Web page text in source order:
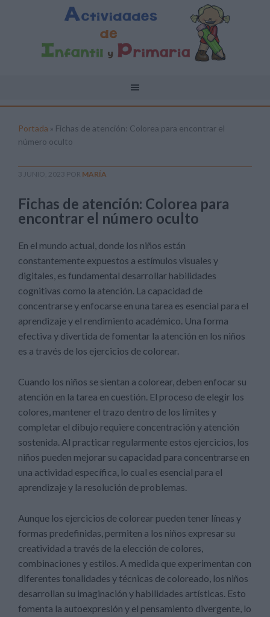
Portada » Fichas de atención: Colorea para encontrar el
número oculto
3 JUNIO, 2023 POR MARÍA
Fichas de atención: Colorea para
encontrar el número oculto
En el mundo actual, donde los niños están
constantemente expuestos a estímulos visuales y
digitales, es fundamental desarrollar habilidades
cognitivas como la atención. La capacidad de
concentrarse y enfocarse en una tarea es esencial para el
aprendizaje y el rendimiento académico. Una forma
efectiva y divertida de fomentar la atención en los niños
es a través de los ejercicios de colorear.
Cuando los niños se sientan a colorear, deben enfocar su
atención en la tarea en cuestión. El proceso de elegir los
colores, mantener el trazo dentro de los límites y
completar el dibujo requiere concentración y atención
sostenida. Al practicar regularmente estos ejercicios, los
niños pueden mejorar su capacidad para concentrarse en
una actividad específica, lo cual es esencial para el
aprendizaje y la resolución de problemas.
Aunque los ejercicios de colorear pueden tener líneas y
formas predefinidas, permiten a los niños expresar su
creatividad a través de la elección de colores,
combinaciones y estilos. A medida que experimentan con
diferentes tonalidades y técnicas de coloreado, los niños
desarrollan su imaginación y habilidades artísticas. Esto
fomenta la autoexpresión y el pensamiento divergente, lo